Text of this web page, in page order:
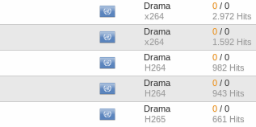
Drama
x264
0 / 0
2.972 Hits
Drama
x264
0 / 0
1.592 Hits
Drama
H264
0 / 0
982 Hits
Drama
H264
0 / 0
943 Hits
Drama
H265
0 / 0
661 Hits